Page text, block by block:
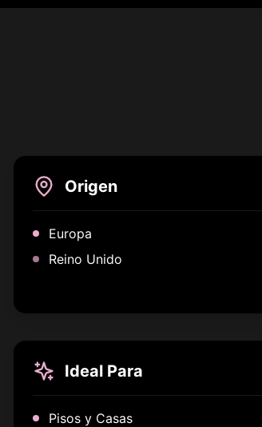
Origen
Europa
Reino Unido
Ideal Para
Pisos y Casas